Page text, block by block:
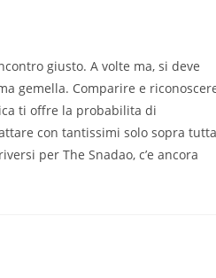
giusto. A volte ma, si deve
gemella. Comparire e
ti offre la probabilita di
con tantissimi solo sopra tutta
per The Snadao, c’e ancora